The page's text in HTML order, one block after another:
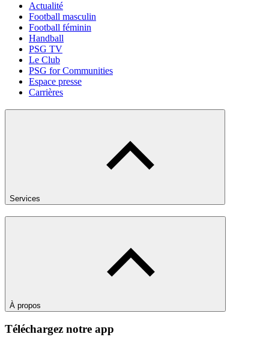
Actualité
Football masculin
Football féminin
Handball
PSG TV
Le Club
PSG for Communities
Espace presse
Carrières
Services
À propos
Téléchargez notre app